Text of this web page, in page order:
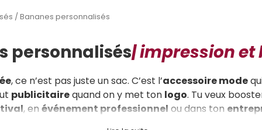
/Bananes personnalisés
personnalisés| impression et
, ce n’est pas juste un sac. C’est l’accessoire mode
publicitairequand on y met ton logo. Tu veux
, en événement professionnel ou dans ton